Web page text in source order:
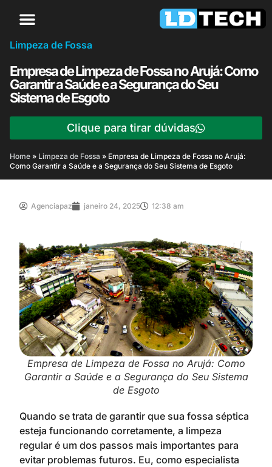
Limpeza de Fossa
Empresa de Limpeza de Fossa no Arujá: Como
Garantir a Saúde e a Segurança do Seu
Sistema de Esgoto
Clique para tirar dúvidas
Home » Limpeza de Fossa » Empresa de Limpeza de Fossa no Arujá:
Como Garantir a Saúde e a Segurança do Seu Sistema de Esgoto
Agenciapaz janeiro 24, 2025 12:38 am
Empresa de Limpeza de Fossa no Arujá: Como
Garantir a Saúde e a Segurança do Seu Sistema
de Esgoto
Quando se trata de garantir que sua fossa séptica
esteja funcionando corretamente, a limpeza
regular é um dos passos mais importantes para
evitar problemas futuros. Eu, como especialista